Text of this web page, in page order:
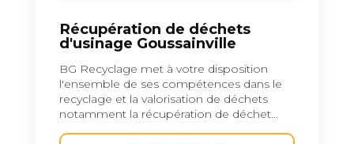
Récupération de déchets
d'usinage Goussainville
BG Recyclage met à votre disposition
l'ensemble de ses compétences dans le
recyclage et la valorisation de déchets
notamment la récupération de déchet...